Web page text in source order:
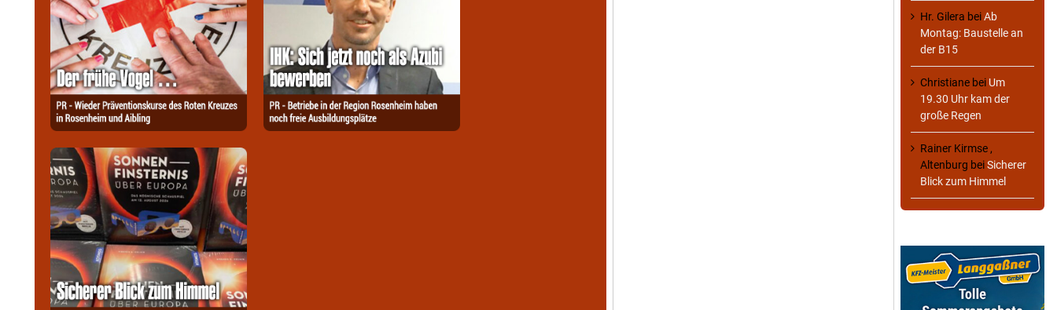
Hr. Gilera beiAb
Montag: Baustelle an
der B15
Christiane bei Um
19.30 Uhr kam der
große Regen
Rainer Kirmse ,
Altenburg beiSicherer
Blick zum Himmel